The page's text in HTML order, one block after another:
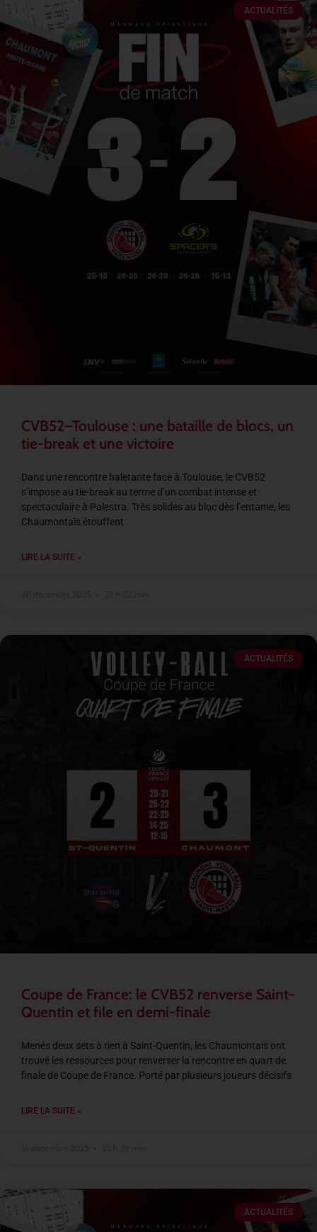
ACTUALITÉS
CVB52–Toulouse : une bataille de blocs, un
tie-break et une victoire
Dans une rencontre haletante face à Toulouse, le CVB52
s’impose au tie-break au terme d’un combat intense et
spectaculaire à Palestra. Très solides au bloc dès l’entame, les
Chaumontais étouffent
LIRE LA SUITE »
ACTUALITÉS
Coupe de France: le CVB52 renverse Saint-
Quentin et file en demi-finale
Menés deux sets à rien à Saint-Quentin, les Chaumontais ont
trouvé les ressources pour renverser la rencontre en quart de
finale de Coupe de France. Porté par plusieurs joueurs décisifs
LIRE LA SUITE »
ACTUALITÉS